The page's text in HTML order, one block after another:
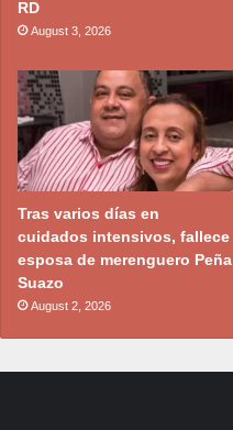
RD
August 3, 2026
Tras varios días en
cuidados intensivos, fallece
esposa de merenguero Peña
Suazo
August 2, 2026